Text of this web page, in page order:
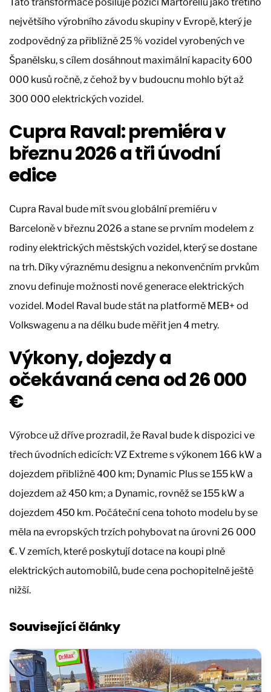
největšího výrobního závodu skupiny v Evropě, který je
zodpovědný za přibližně 25 % vozidel vyrobených ve
Španělsku, s cílem dosáhnout maximální kapacity 600
000 kusů ročně, z čehož by v budoucnu mohlo být až
300 000 elektrických vozidel.
Cupra Raval: premiéra v
březnu 2026 a tři úvodní
edice
Cupra Raval bude mít svou globální premiéru v
Barceloně v březnu 2026 a stane se prvním modelem z
rodiny elektrických městských vozidel, který se dostane
na trh. Díky výraznému designu a nekonvenčním prvkům
znovu definuje možnosti nové generace elektrických
vozidel. Model Raval bude stát na platformě MEB+ od
Volkswagenu a na délku bude měřit jen 4 metry.
Výkony, dojezdy a
očekávaná cena od 26 000
€
Výrobce už dříve prozradil, že Raval bude k dispozici ve
třech úvodních edicích: VZ Extreme s výkonem 166 kW a
dojezdem přibližně 400 km; Dynamic Plus se 155 kW a
dojezdem až 450 km; a Dynamic, rovněž se 155 kW a
dojezdem 450 km. Počáteční cena tohoto modelu by se
měla na evropských trzích pohybovat na úrovni 26 000
€. V zemích, které poskytují dotace na koupi plně
elektrických automobilů, bude cena pochopitelně ještě
nižší.
Související články